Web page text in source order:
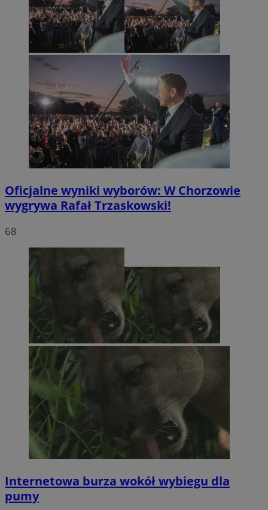
Oficjalne wyniki wyborów: W Chorzowie
wygrywa Rafał Trzaskowski!
68
Internetowa burza wokół wybiegu dla
pumy